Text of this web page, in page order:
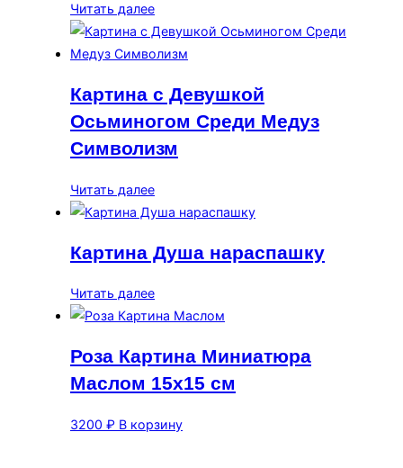
Читать далее
Картина с Девушкой
Осьминогом Среди Медуз
Символизм
Читать далее
Картина Душа нараспашку
Читать далее
Роза Картина Миниатюра
Маслом 15х15 см
3200 ₽ В корзину